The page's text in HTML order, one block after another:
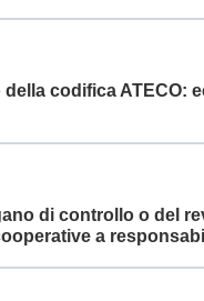
codifica ATECO:
di controllo o del
a